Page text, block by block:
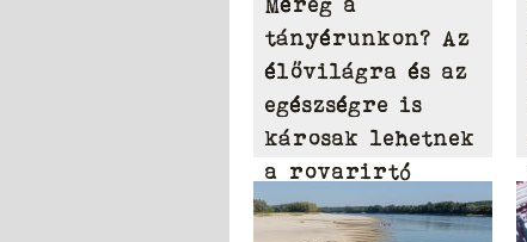
tányérunkon? Az
élővilágra és az
egészségre is
károsak lehetnek
a rovarirtó
szerek